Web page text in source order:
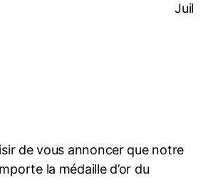
Juil
de vous annoncer que notre
la médaille d’or du